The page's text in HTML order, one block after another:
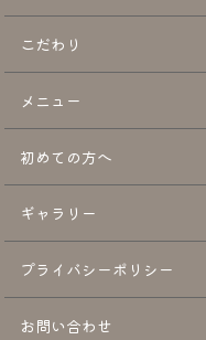
こだわり
メニュー
初めての方へ
ギャラリー
プライバシーポリシー
お問い合わせ